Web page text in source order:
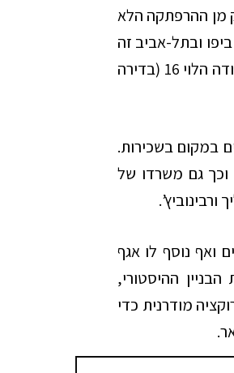
מן ההרפתקה הלא
ובתל-אביב זה
כבר 20 שנה, מר יוסף בטיטו, חזר שוב להתעסק במקצועו, ברחוב יהודה הלוי 16 (בדירה
במקום בשכירות.
גם משרדו של
ואף נוסף לו אגף
את הבניין ההיסטורי,
מודרנית כדי